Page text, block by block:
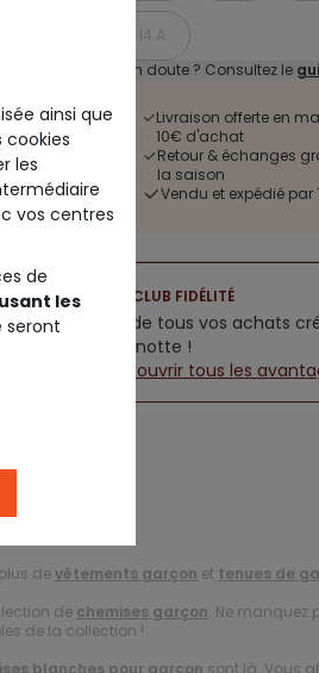
14 A
Un doute ? Consultez le
Livraison offerte en
10€ d'achat
Retour & échanges
la saison
Vendu et expédié par
CLUB FIDÉLITÉ
5% de tous vos achats
cagnotte !
Découvrir tous les
devêtements garçon et tenues de
de chemises garçon. Ne manquez
de la collection !
blanches pour garçon sont là. Vous
ainsi que
cookies
les
vos centres
de
les
seront